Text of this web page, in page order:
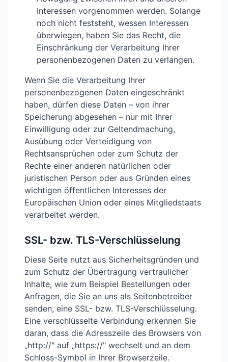
Interessen vorgenommen werden. Solange
noch nicht feststeht, wessen Interessen
überwiegen, haben Sie das Recht, die
Einschränkung der Verarbeitung Ihrer
personenbezogenen Daten zu verlangen.
Wenn Sie die Verarbeitung Ihrer
personenbezogenen Daten eingeschränkt
haben, dürfen diese Daten – von ihrer
Speicherung abgesehen – nur mit Ihrer
Einwilligung oder zur Geltendmachung,
Ausübung oder Verteidigung von
Rechtsansprüchen oder zum Schutz der
Rechte einer anderen natürlichen oder
juristischen Person oder aus Gründen eines
wichtigen öffentlichen Interesses der
Europäischen Union oder eines Mitgliedstaats
verarbeitet werden.
SSL- bzw. TLS-Verschlüsselung
Diese Seite nutzt aus Sicherheitsgründen und
zum Schutz der Übertragung vertraulicher
Inhalte, wie zum Beispiel Bestellungen oder
Anfragen, die Sie an uns als Seitenbetreiber
senden, eine SSL- bzw. TLS-Verschlüsselung.
Eine verschlüsselte Verbindung erkennen Sie
daran, dass die Adresszeile des Browsers von
„http://" auf „https://" wechselt und an dem
Schloss-Symbol in Ihrer Browserzeile.